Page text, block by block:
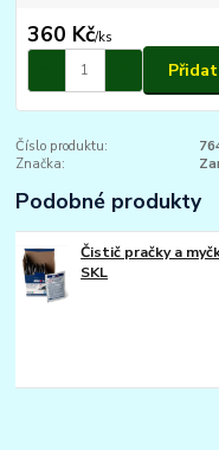
360 Kč/ks
Číslo produktu:
Značka:
Podobné produkty
Čistič pračky a
SKL